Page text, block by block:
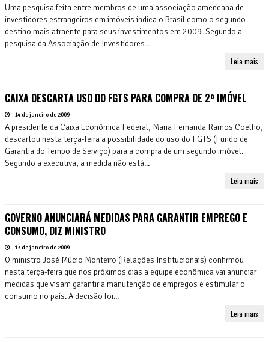
Uma pesquisa feita entre membros de uma associação americana de
investidores estrangeiros em imóveis indica o Brasil como o segundo
destino mais atraente para seus investimentos em 2009. Segundo a
pesquisa da Associação de Investidores...
Leia mais
CAIXA DESCARTA USO DO FGTS PARA COMPRA DE 2º IMÓVEL
14 de janeiro de 2009
A presidente da Caixa Econômica Federal, Maria Fernanda Ramos Coelho,
descartou nesta terça-feira a possibilidade do uso do FGTS (Fundo de
Garantia do Tempo de Serviço) para a compra de um segundo imóvel.
Segundo a executiva, a medida não está...
Leia mais
GOVERNO ANUNCIARÁ MEDIDAS PARA GARANTIR EMPREGO E
CONSUMO, DIZ MINISTRO
13 de janeiro de 2009
O ministro José Múcio Monteiro (Relações Institucionais) confirmou
nesta terça-feira que nos próximos dias a equipe econômica vai anunciar
medidas que visam garantir a manutenção de empregos e estimular o
consumo no país. A decisão foi...
Leia mais